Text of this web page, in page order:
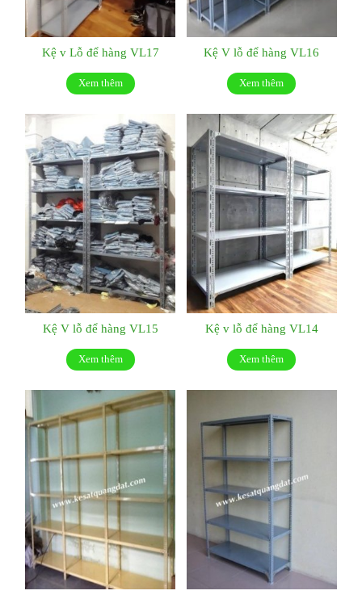
Kệ v Lỗ để hàng VL17
Xem thêm
Kệ V lỗ để hàng VL16
Xem thêm
Kệ V lỗ để hàng VL15
Xem thêm
Kệ v lỗ để hàng VL14
Xem thêm